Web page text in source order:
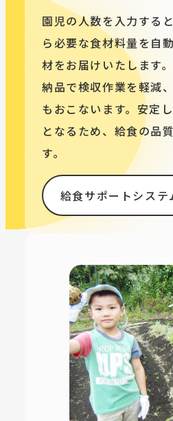
園児の人数を入力する
ら必要な食材料量を自
材をお届けいたします
納品で検収作業を軽減
もおこないます。安定
となるため、給食の品
す。
給食サポートシステ